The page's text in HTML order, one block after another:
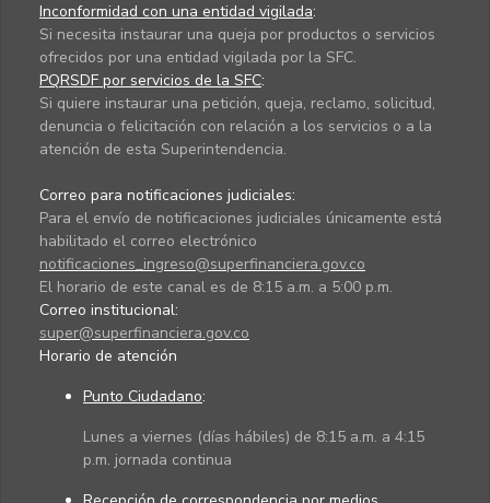
Inconformidad con una entidad vigilada:
Si necesita instaurar una queja por productos o servicios
ofrecidos por una entidad vigilada por la SFC.
PQRSDF por servicios de la SFC:
Si quiere instaurar una petición, queja, reclamo, solicitud,
denuncia o felicitación con relación a los servicios o a la
atención de esta Superintendencia.
Correo para notificaciones judiciales:
Para el envío de notificaciones judiciales únicamente está
habilitado el correo electrónico
notificaciones_ingreso@superfinanciera.gov.co
El horario de este canal es de 8:15 a.m. a 5:00 p.m.
Correo institucional:
super@superfinanciera.gov.co
Horario de atención
Punto Ciudadano:
Lunes a viernes (días hábiles) de 8:15 a.m. a 4:15
p.m. jornada continua